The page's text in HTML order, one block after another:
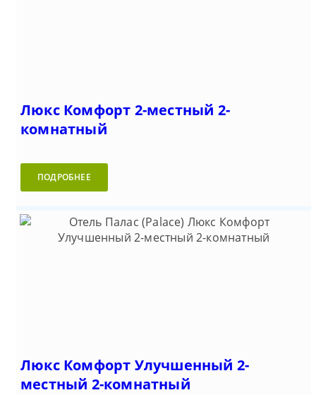
Люкс Комфорт 2-местный 2-
комнатный
ПОДРОБНЕЕ
Люкс Комфорт Улучшенный 2-
местный 2-комнатный